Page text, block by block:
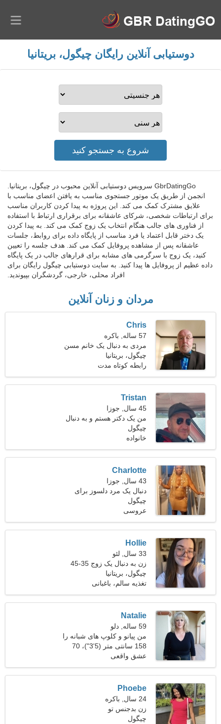
دوستیابی آنلاین رایگان چیگول، بریتانیا
GbrDatingGo سرویس دوستیابی آنلاین محبوب در چیگول، بریتانیا.
انجمن از طریق یک موتور جستجوی مناسب به یافتن اعضای مناسب با
علایق مشترک کمک می کند. این پروژه به پیدا کردن کاربران مناسب
برای ارتباطات شخصی، شرکای عاشقانه برای برقراری ارتباط با استفاده
از فناوری های جالب هنگام انتخاب یک زوج کمک می کند. به پیدا کردن
یک دختر قابل اعتماد یا فرد مناسب از پایگاه داده برای روابط، جلسات
عاشقانه پس از مشاهده پروفایل کمک می کند. هدف جلسه را تعیین
کنید، یک زوج با سرگرمی های مشابه برای قرارهای جالب در یک پایگاه
داده عظیم از پروفایل ها پیدا کنید. به سایت دوستیابی چیگول رایگان برای
افراد محلی، خارجی، گردشگران بپیوندید.
مردان و زنان آنلاین
Chris
57 ساله, باکره
مردی به دنبال یک خانم مسن
چیگول، بریتانیا
رابطه کوتاه مدت
Tristan
45 سال, جوزا
من یک دکتر هستم و به دنبال
یک زن جذاب هستم
چیگول
خانواده
Charlotte
43 سال, جوزا
دنبال یک مرد دلسوز برای
تناسب اندام هستم
چیگول
عروسی
Hollie
33 سال, لئو
زن به دنبال یک زوج 35-45
چیگول، بریتانیا
تغذیه سالم، باغبانی
Natalie
59 ساله, دلو
من پیانو و کلوپ های شبانه را
دوست دارم
158 سانتی متر (5'3")، 70
کیلوگرم (154 پوند)
عشق واقعی
Phoebe
24 سال, باکره
زن بدجنس تو
چیگول